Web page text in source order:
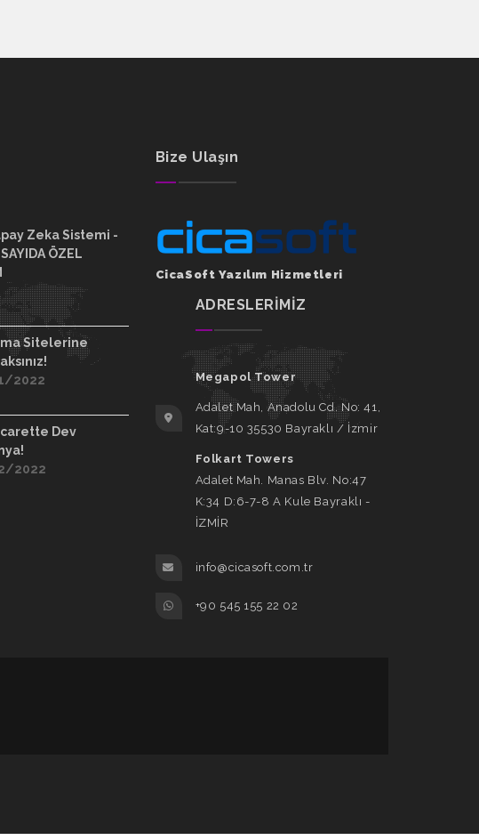
Zeka Sistemi -
ÖZEL
Sitelerine
2022
Dev
2022
Bize Ulaşın
CicaSoft Yazılım Hizmetleri
ADRESLERİMİZ
Megapol Tower
Adalet Mah, Anadolu Cd. No: 41,
Kat:9-10 35530 Bayraklı / İzmir
Folkart Towers
Adalet Mah. Manas Blv. No:47
K:34 D:6-7-8 A Kule Bayraklı -
İZMİR
info@cicasoft.com.tr
+90 545 155 22 02